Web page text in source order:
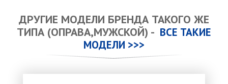
ДРУГИЕ МОДЕЛИ БРЕНДА ТАКОГО ЖЕ
ТИПА (ОПРАВА,МУЖСКОЙ) - ВСЕ ТАКИЕ
МОДЕЛИ >>>